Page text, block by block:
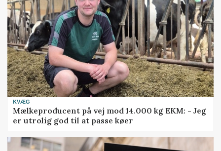
KVÆG
Mælkeproducent på vej mod 14.000 kg EKM: - Jeg
er utrolig god til at passe køer